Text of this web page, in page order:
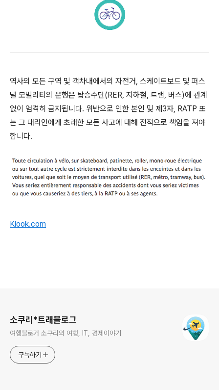
역사의 모든 구역 및 객차내에서의 자전거, 스케이트보드 및 퍼스
널 모빌리티의 운행은 탑승수단(RER, 지하철, 트램, 버스)에 관계
없이 엄격히 금지됩니다. 위반으로 인한 본인 및 제3자, RATP 또
는 그 대리인에게 초래한 모든 사고에 대해 전적으로 책임을 져야
합니다.
Klook.com
소쿠리*트래블로그
여행블로거 소쿠리의 여행, IT, 경제이야기
구독하기